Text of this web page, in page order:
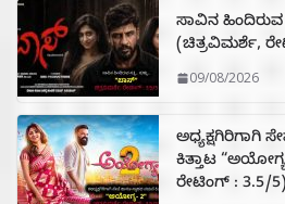
ಸಾವಿನ ಹಿಂದಿರುವ
(ಚಿತ್ರವಿಮರ್ಶೆ,
09/08/2026
ಅಧ್ಯಕ್ಷಗಿರಿಗಾಗಿ
ಕಿತ್ತಾಟ
ರೇಟಿಂಗ್ : 3.5/5)